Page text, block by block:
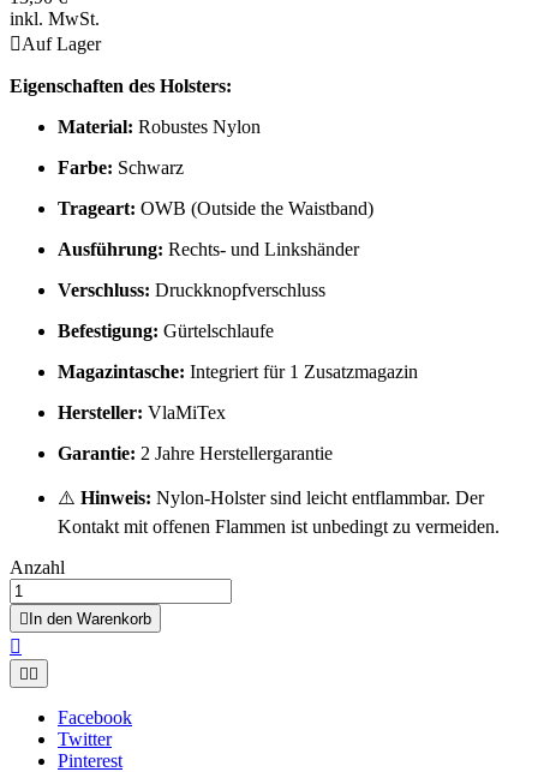
inkl. MwSt.
Auf Lager
Eigenschaften des Holsters:
Material: Robustes Nylon
Farbe: Schwarz
Trageart: OWB (Outside the Waistband)
Ausführung: Rechts- und Linkshänder
Verschluss: Druckknopfverschluss
Befestigung: Gürtelschlaufe
Magazintasche: Integriert für 1 Zusatzmagazin
Hersteller: VlaMiTex
Garantie: 2 Jahre Herstellergarantie
⚠️ Hinweis: Nylon-Holster sind leicht entflammbar. Der
Kontakt mit offenen Flammen ist unbedingt zu vermeiden.
Anzahl
In den Warenkorb


Facebook
Twitter
Pinterest